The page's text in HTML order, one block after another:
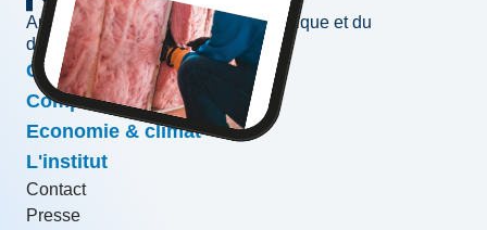
Au service de l'information économique et du
développement des entreprises
Conjoncture & prévisions
Compétitivité & croissance
Economie & climat
L'institut
Contact
Presse